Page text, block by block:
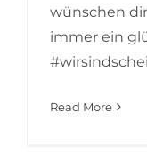
wünschen
immer ein
Read More